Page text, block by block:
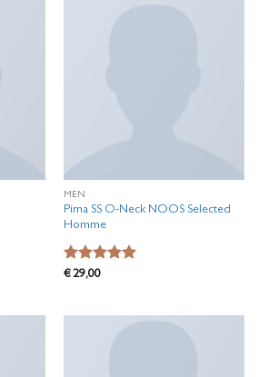
MEN
Pima SS O-Neck NOOS Selected
Homme
Waardering
€29,00